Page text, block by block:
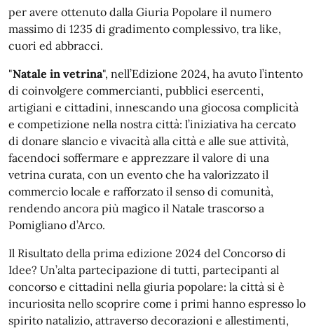
per avere ottenuto dalla Giuria Popolare il numero
massimo di 1235 di gradimento complessivo, tra like,
cuori ed abbracci.
"Natale in vetrina", nell’Edizione 2024, ha avuto l’intento
di coinvolgere commercianti, pubblici esercenti,
artigiani e cittadini, innescando una giocosa complicità
e competizione nella nostra città: l’iniziativa ha cercato
di donare slancio e vivacità alla città e alle sue attività,
facendoci soffermare e apprezzare il valore di una
vetrina curata, con un evento che ha valorizzato il
commercio locale e rafforzato il senso di comunità,
rendendo ancora più magico il Natale trascorso a
Pomigliano d’Arco.
Il Risultato della prima edizione 2024 del Concorso di
Idee? Un’alta partecipazione di tutti, partecipanti al
concorso e cittadini nella giuria popolare: la città si è
incuriosita nello scoprire come i primi hanno espresso lo
spirito natalizio, attraverso decorazioni e allestimenti,